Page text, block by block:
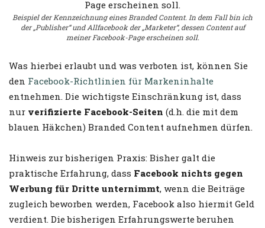
Beispiel der Kennzeichnung eines Branded Content. In dem Fall bin ich
der „Publisher“ und Allfacebook der „Marketer“, dessen Content auf
meiner Facebook-Page erscheinen soll.
Was hierbei erlaubt und was verboten ist, können Sie
den Facebook-Richtlinien für Markeninhalte
entnehmen. Die wichtigste Einschränkung ist, dass
nur verifizierte Facebook-Seiten (d.h. die mit dem
blauen Häkchen) Branded Content aufnehmen dürfen.
Hinweis zur bisherigen Praxis: Bisher galt die
praktische Erfahrung, dass Facebook nichts gegen
Werbung für Dritte unternimmt, wenn die Beiträge
zugleich beworben werden, Facebook also hiermit Geld
verdient. Die bisherigen Erfahrungswerte beruhen